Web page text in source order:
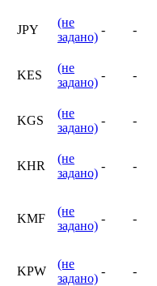
JPY
(не
задано)
- -
KES
(не
задано)
- -
KGS
(не
задано)
- -
KHR
(не
задано)
- -
KMF
(не
задано)
- -
KPW
(не
задано)
- -